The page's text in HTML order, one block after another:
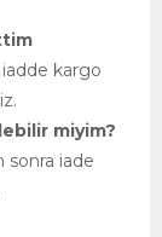
iadde kargo
miyim?
sonra iade